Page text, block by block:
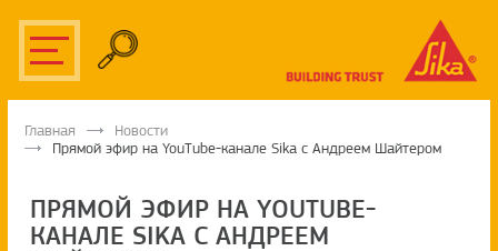
Главная
Новости
Прямой эфир на YouTube-канале Sika c Андреем Шайтером
ПРЯМОЙ ЭФИР НА YOUTUBE-
КАНАЛЕ SIKA C АНДРЕЕМ